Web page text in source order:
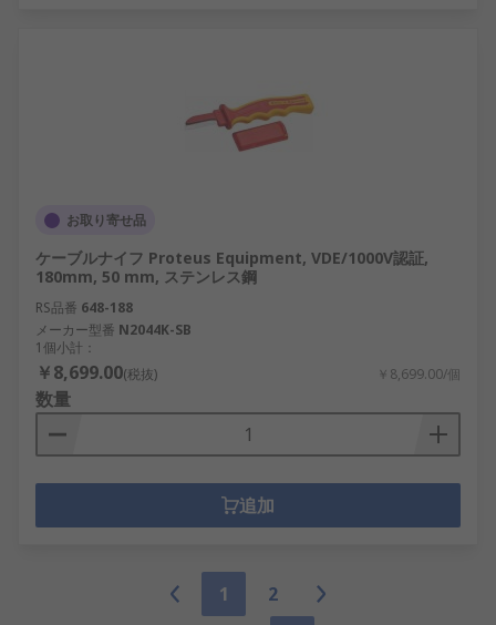
お取り寄せ品
ケーブルナイフ Proteus Equipment, VDE/1000V認証,
180mm, 50 mm, ステンレス鋼
RS品番 648-188
メーカー型番 N2044K-SB
1個小計：
￥8,699.00(税抜) ￥8,699.00/個
数量
追加
1
2